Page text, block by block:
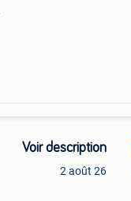
Voir description
2 août 26